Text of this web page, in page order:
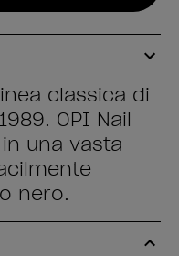
classica di
OPI Nail
una vasta
nero.